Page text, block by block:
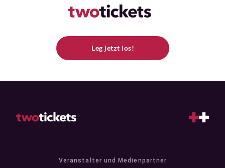
Leg jetzt los!
Veranstalter und Medienpartner